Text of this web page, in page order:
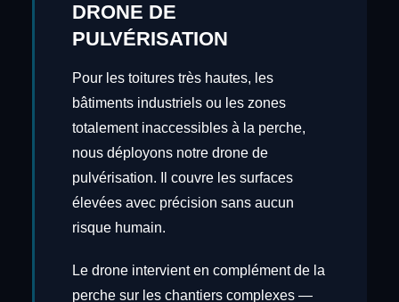
DRONE DE
PULVÉRISATION
Pour les toitures très hautes, les
bâtiments industriels ou les zones
totalement inaccessibles à la perche,
nous déployons notre drone de
pulvérisation. Il couvre les surfaces
élevées avec précision sans aucun
risque humain.
Le drone intervient en complément de la
perche sur les chantiers complexes —